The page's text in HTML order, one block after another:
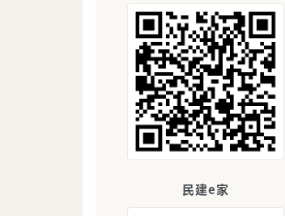
民建e家